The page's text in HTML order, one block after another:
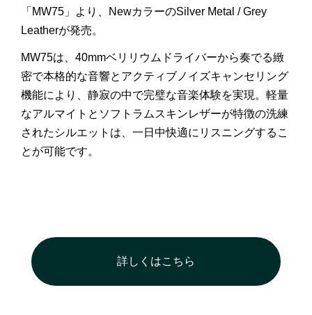
「 MW75 」より、 NewカラーのSilver Metal / Grey
Leatherが発売。
MW75は、 40mmベリリウムドライバーから奏でる緻
密で本格的な音響とアクティブノイズキャンセリング
機能により、静寂の中で完璧な音楽体験を実現。軽量
なアルマイトとソフトラムスキンレザーが特徴の洗練
されたシルエットは、一日中快適にリスニングするこ
とが可能です。
詳しくはこちら